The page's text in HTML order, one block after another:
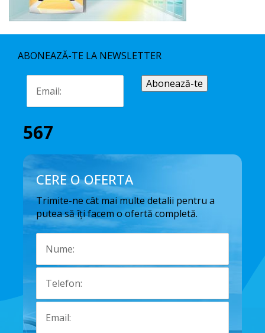
ABONEAZĂ-TE LA NEWSLETTER
567
CERE O OFERTA
Trimite-ne cât mai multe detalii pentru a
putea să îți facem o ofertă completă.